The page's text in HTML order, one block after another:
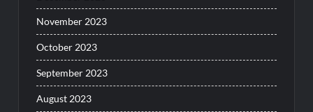
November 2023
October 2023
September 2023
August 2023